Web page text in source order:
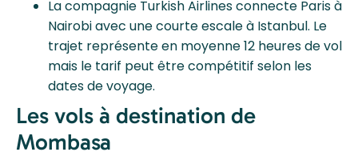
La compagnie Turkish Airlines connecte Paris à
Nairobi avec une courte escale à Istanbul. Le
trajet représente en moyenne 12 heures de vol
mais le tarif peut être compétitif selon les
dates de voyage.
Les vols à destination de
Mombasa